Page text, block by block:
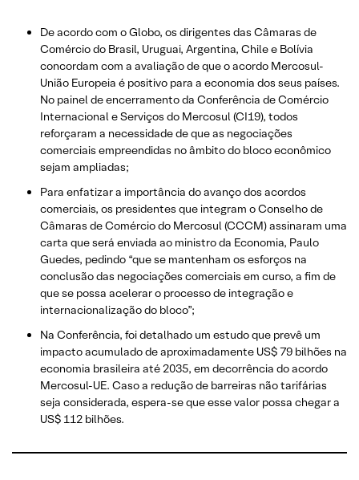
De acordo com o Globo, os dirigentes das Câmaras de
Comércio do Brasil, Uruguai, Argentina, Chile e Bolívia
concordam com a avaliação de que o acordo Mercosul-
União Europeia é positivo para a economia dos seus países.
No painel de encerramento da Conferência de Comércio
Internacional e Serviços do Mercosul (CI19), todos
reforçaram a necessidade de que as negociações
comerciais empreendidas no âmbito do bloco econômico
sejam ampliadas;
Para enfatizar a importância do avanço dos acordos
comerciais, os presidentes que integram o Conselho de
Câmaras de Comércio do Mercosul (CCCM) assinaram uma
carta que será enviada ao ministro da Economia, Paulo
Guedes, pedindo “que se mantenham os esforços na
conclusão das negociações comerciais em curso, a fim de
que se possa acelerar o processo de integração e
internacionalização do bloco”;
Na Conferência, foi detalhado um estudo que prevê um
impacto acumulado de aproximadamente US$ 79 bilhões na
economia brasileira até 2035, em decorrência do acordo
Mercosul-UE. Caso a redução de barreiras não tarifárias
seja considerada, espera-se que esse valor possa chegar a
US$ 112 bilhões.